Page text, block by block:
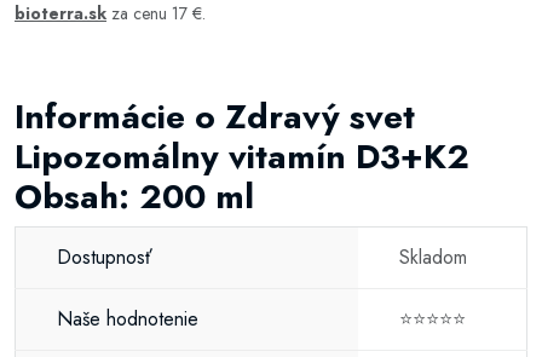
bioterra.sk za cenu 17 €.
Informácie o Zdravý svet
Lipozomálny vitamín D3+K2
Obsah: 200 ml
Dostupnosť Skladom
Naše hodnotenie ⭐⭐⭐⭐⭐